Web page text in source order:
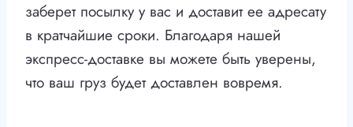
заберет посылку у вас и доставит ее адресату
в кратчайшие сроки. Благодаря нашей
экспресс-доставке вы можете быть уверены,
что ваш груз будет доставлен вовремя.